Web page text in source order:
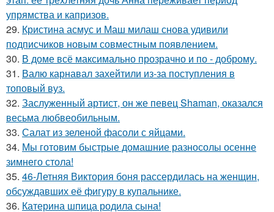
упрямства и капризов.
29. Кристина асмус и Маш милаш снова удивили
подписчиков новым совместным появлением.
30. В доме всё максимально прозрачно и по - доброму.
31. Валю карнавал захейтили из-за поступления в
топовый вуз.
32. Заслуженный артист, он же певец Shaman, оказался
весьма любвеобильным.
33. Салат из зеленой фасоли с яйцами.
34. Мы готовим быстрые домашние разносолы осенне
зимнего стола!
35. 46-Летняя Виктория боня рассердилась на женщин,
обсуждавших её фигуру в купальнике.
36. Катерина шпица родила сына!